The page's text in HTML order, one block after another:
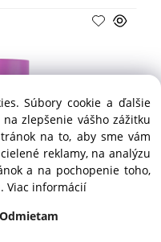
Collagen
Súbory cookie a ďalšie
zlepšenie vášho zážitku
na to, aby sme vám
reklamy, na analýzu
a na pochopenie toho,
Viac informácií
Odmietam